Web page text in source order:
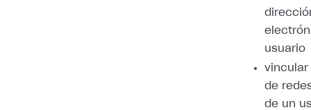
usuario
vincular
de
de un